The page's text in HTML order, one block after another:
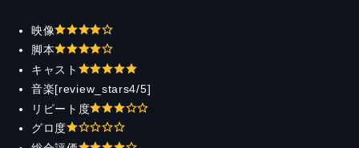
映像
脚本
キャスト
音楽[review_stars4/5]
リピート度
グロ度